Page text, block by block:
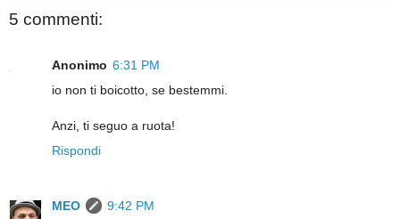
5 commenti:
Anonimo 6:31 PM
io non ti boicotto, se bestemmi.
Anzi, ti seguo a ruota!
Rispondi
MEO
9:42 PM